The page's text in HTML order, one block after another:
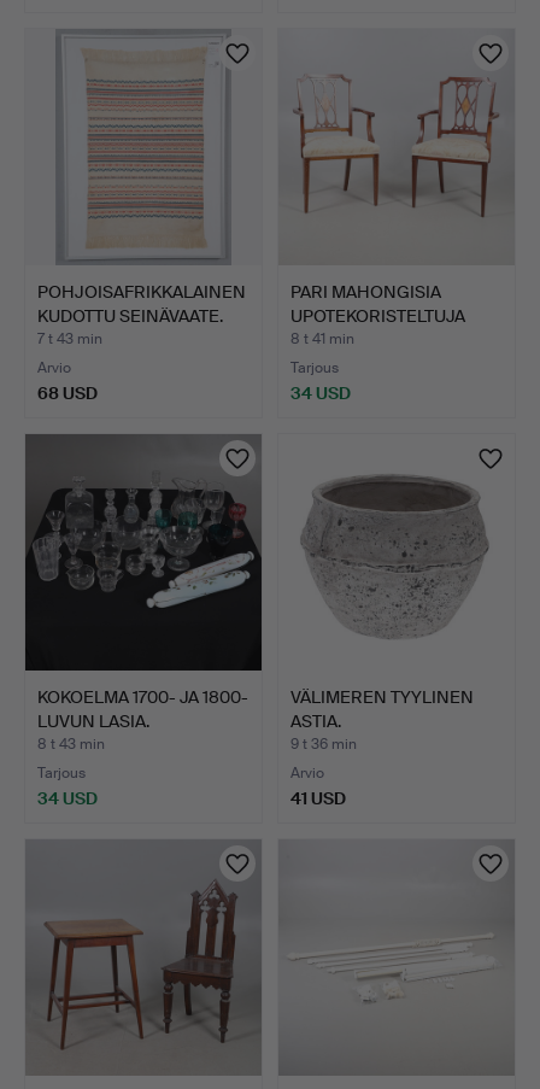
POHJOISAFRIKKALAINEN
KUDOTTU SEINÄVAATE.
7 t 43 min
Arvio
68 USD
PARI MAHONGISIA
UPOTEKORISTELTUJA
KARMIINO…
8 t 41 min
Tarjous
34 USD
KOKOELMA 1700- JA 1800-
LUVUN LASIA.
8 t 43 min
Tarjous
34 USD
VÄLIMEREN TYYLINEN
ASTIA.
9 t 36 min
Arvio
41 USD